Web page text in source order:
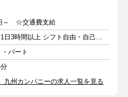
～ ☆交通費支給
週2日以上 1日3時間以上 シフト自由・自己申告
パート
州カンパニーの求人一覧を見る